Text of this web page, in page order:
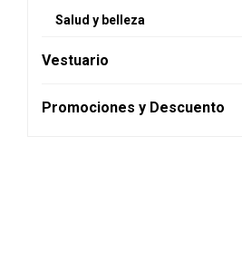
Salud y belleza
Vestuario
Promociones y Descuento